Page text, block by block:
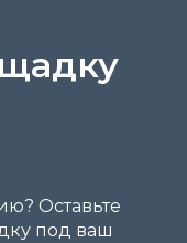
Оставьте
под ваш